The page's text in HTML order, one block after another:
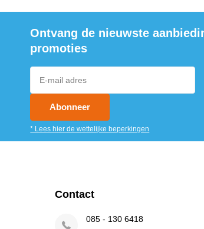
Ontvang de nieuwste
promoties
Abonneer
* Lees hier de wettelijke beperkingen
Contact
085 - 130 6418